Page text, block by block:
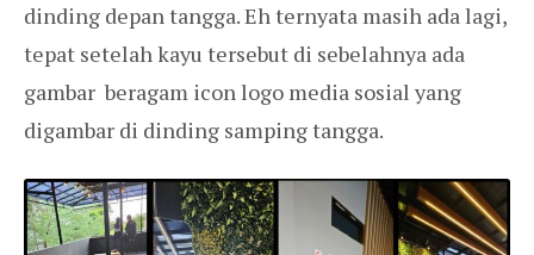
dinding depan tangga. Eh ternyata masih ada lagi,
tepat setelah kayu tersebut di sebelahnya ada
gambar beragam icon logo media sosial yang
digambar di dinding samping tangga.